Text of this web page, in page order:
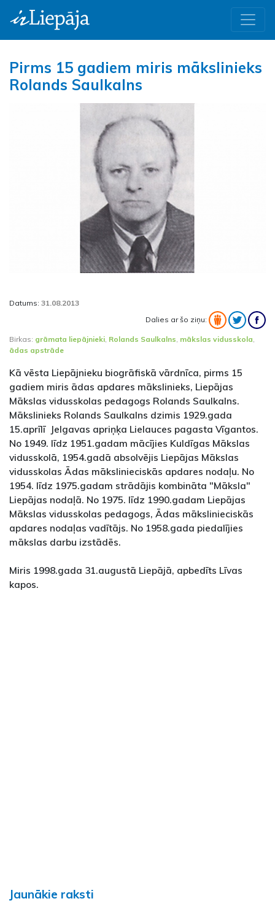
Pirms 15 gadiem miris mākslinieks
Rolands Saulkalns
Datums: 31.08.2013
Dalies ar šo ziņu:
Birkas: grāmata liepājnieki, Rolands Saulkalns, mākslas vidusskola,
ādas apstrāde
Kā vēsta Liepājnieku biogrāfiskā vārdnīca, pirms 15
gadiem miris ādas apdares mākslinieks, Liepājas
Mākslas vidusskolas pedagogs Rolands Saulkalns.
Mākslinieks Rolands Saulkalns dzimis 1929.gada
15.aprīlī Jelgavas apriņķa Lielauces pagasta Vīgantos.
No 1949. līdz 1951.gadam mācījies Kuldīgas Mākslas
vidusskolā, 1954.gadā absolvējis Liepājas Mākslas
vidusskolas Ādas mākslinieciskās apdares nodaļu. No
1954. līdz 1975.gadam strādājis kombināta "Māksla"
Liepājas nodaļā. No 1975. līdz 1990.gadam Liepājas
Mākslas vidusskolas pedagogs, Ādas mākslinieciskās
apdares nodaļas vadītājs. No 1958.gada piedalījies
mākslas darbu izstādēs.
Miris 1998.gada 31.augustā Liepājā, apbedīts Līvas
kapos.
Jaunākie raksti